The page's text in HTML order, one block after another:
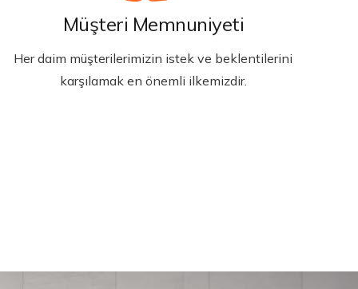
Müşteri Memnuniyeti
Her daim müşterilerimizin istek ve beklentilerini
karşılamak en önemli ilkemizdir.